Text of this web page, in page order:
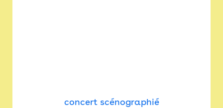
concert scénographié